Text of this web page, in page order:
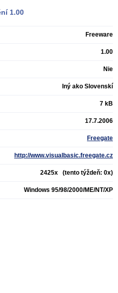
1.00
Freeware
1.00
Nie
Iný ako Slovenskí
7 kB
17.7.2006
Freegate
http://www.visualbasic.freegate.cz
2425x (tento týždeň: 0x)
Windows 95/98/2000/ME/NT/XP